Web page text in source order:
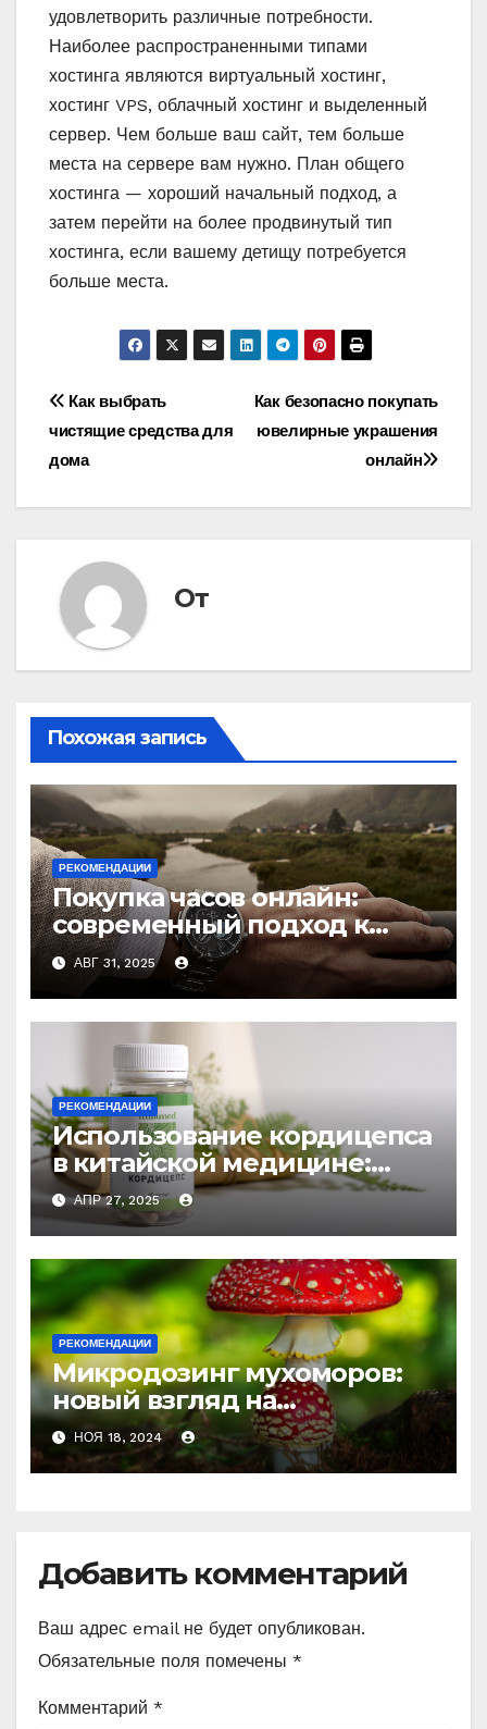
удовлетворить различные потребности.
Наиболее распространенными типами
хостинга являются виртуальный хостинг,
хостинг VPS, облачный хостинг и выделенный
сервер. Чем больше ваш сайт, тем больше
места на сервере вам нужно. План общего
хостинга — хороший начальный подход, а
затем перейти на более продвинутый тип
хостинга, если вашему детищу потребуется
больше места.
Навигация
по
записям
Как безопасно покупать
ювелирные украшения
онлайн
Как выбрать
чистящие средства для
дома
От
Похожая запись
РЕКОМЕНДАЦИИ
Покупка часов онлайн:
современный подход к
выбору аксессуаров
АВГ 31, 2025
РЕКОМЕНДАЦИИ
Использование кордицепса
в китайской медицине:
природное средство
против усталости и
истощения
АПР 27, 2025
РЕКОМЕНДАЦИИ
Микродозинг мухоморов:
новый взгляд на
психоделику
НОЯ 18, 2024
Добавить комментарий
Ваш адрес email не будет опубликован.
Обязательные поля помечены *
Комментарий *